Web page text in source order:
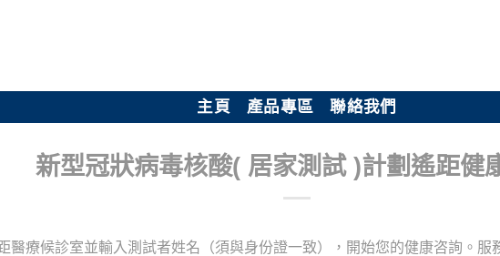
主頁 產品專區 聯絡我們
新型冠狀病毒核酸( 居家測試 )計劃遙距健
醫療候診室並輸入測試者姓名（須與身份證一致），開始您的健康咨詢。